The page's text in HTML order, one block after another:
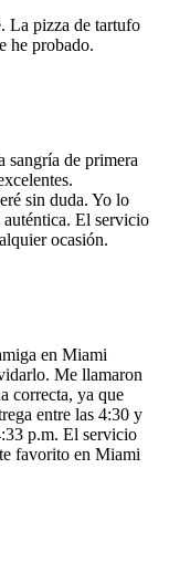
La pizza de tartufo
he probado.
sangría de primera
sin duda. Yo lo
El servicio
ocasión.
en Miami
Me llamaron
correcta, ya que
entre las 4:30 y
p.m. El servicio
favorito en Miami